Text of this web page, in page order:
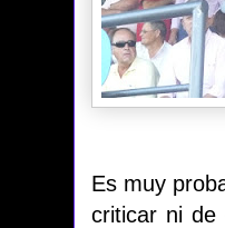
Es muy
criticar ni de